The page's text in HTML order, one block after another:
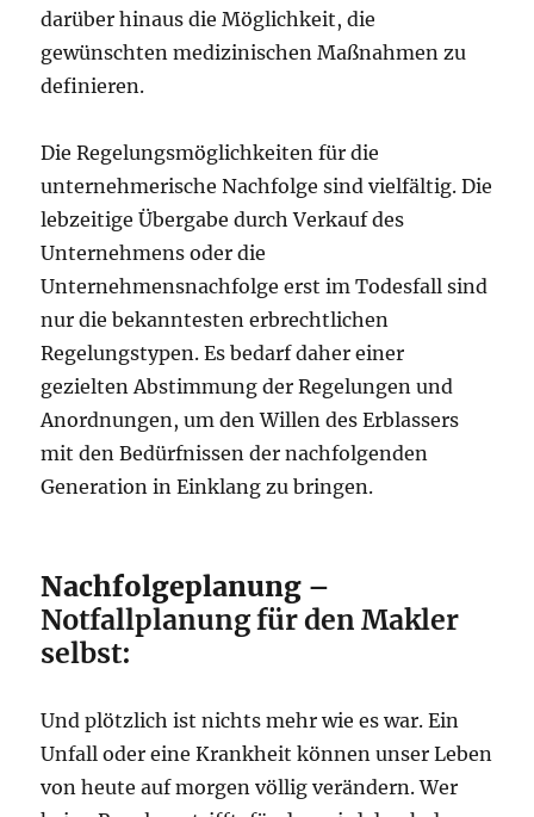
darüber hinaus die Möglichkeit, die
gewünschten medizinischen Maßnahmen zu
definieren.
Die Regelungsmöglichkeiten für die
unternehmerische Nachfolge sind vielfältig. Die
lebzeitige Übergabe durch Verkauf des
Unternehmens oder die
Unternehmensnachfolge erst im Todesfall sind
nur die bekanntesten erbrechtlichen
Regelungstypen. Es bedarf daher einer
gezielten Abstimmung der Regelungen und
Anordnungen, um den Willen des Erblassers
mit den Bedürfnissen der nachfolgenden
Generation in Einklang zu bringen.
Nachfolgeplanung –
Notfallplanung für den Makler
selbst:
Und plötzlich ist nichts mehr wie es war. Ein
Unfall oder eine Krankheit können unser Leben
von heute auf morgen völlig verändern. Wer